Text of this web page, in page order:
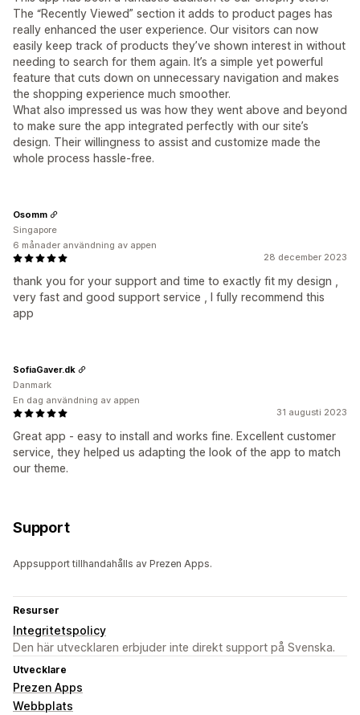
The “Recently Viewed” section it adds to product pages has
really enhanced the user experience. Our visitors can now
easily keep track of products they’ve shown interest in without
needing to search for them again. It’s a simple yet powerful
feature that cuts down on unnecessary navigation and makes
the shopping experience much smoother.
What also impressed us was how they went above and beyond
to make sure the app integrated perfectly with our site’s
design. Their willingness to assist and customize made the
whole process hassle-free.
28 december 2023
thank you for your support and time to exactly fit my design ,
very fast and good support service , I fully recommend this
app
Osomm
Singapore
6 månader användning av appen
31 augusti 2023
Great app - easy to install and works fine. Excellent customer
service, they helped us adapting the look of the app to match
our theme.
SofiaGaver.dk
Danmark
En dag användning av appen
Support
Appsupport tillhandahålls av Prezen Apps.
Resurser
Integritetspolicy
Den här utvecklaren erbjuder inte direkt support på Svenska.
Utvecklare
Prezen Apps
Webbplats